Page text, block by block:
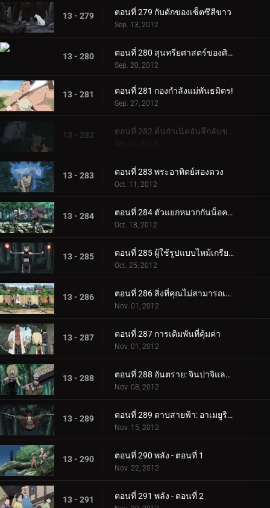
13 - 279 ตอนที่ 279 กับดักของเซ็ตซึสีขาว
Sep. 13, 2012
13 - 280 ตอนที่ 280 สุนทรียศาสตร์ของศิลปิน
Sep. 20, 2012
13 - 281 ตอนที่ 281 กองกำลังแม่พันธมิตร!
Sep. 27, 2012
13 - 282
Oct. 04, 2012
13 - 283 ตอนที่ 283 พระอาทิตย์สองดวง
Oct. 11, 2012
13 - 284 ตอนที่ 284 ตัวแยกหมวกกันน็อค: จินิน อาเคบิโนะ!
Oct. 18, 2012
13 - 285 ตอนที่ 285 ผู้ใช้รูปแบบไหม้เกรียม: ปาคุระแห่งทราย!
Oct. 25, 2012
13 - 286 ตอนที่ 286 สิ่งที่คุณไม่สามารถเอากลับมาได้
Nov. 01, 2012
13 - 287 ตอนที่ 287 การเดิมพันที่คุ้มค่า
Nov. 01, 2012
13 - 288 ตอนที่ 288 อันตราย: จินปาจิและคุชิมารุ!
Nov. 08, 2012
13 - 289 ตอนที่ 289 ดาบสายฟ้า: อาเมยูริ ริงโกะ!
Nov. 15, 2012
13 - 290 ตอนที่ 290 พลัง - ตอนที่ 1
Nov. 22, 2012
13 - 291 ตอนที่ 291 พลัง - ตอนที่ 2